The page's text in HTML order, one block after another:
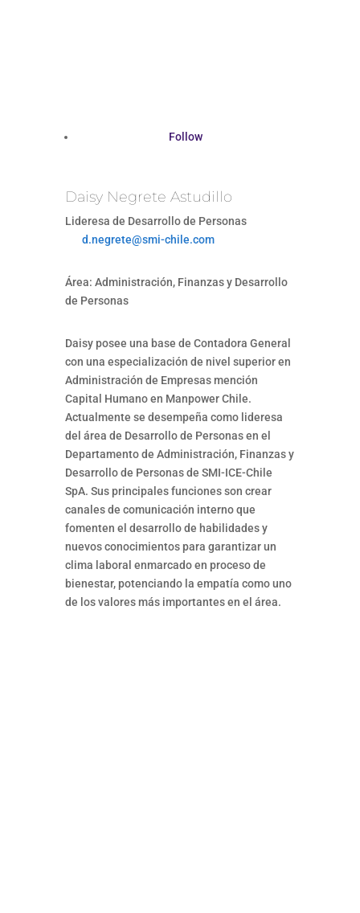
Follow
Daisy Negrete Astudillo
Lideresa de Desarrollo de Personas
d.negrete@smi-chile.com
Área: Administración, Finanzas y Desarrollo
de Personas
Daisy posee una base de Contadora General
con una especialización de nivel superior en
Administración de Empresas mención
Capital Humano en Manpower Chile.
Actualmente se desempeña como lideresa
del área de Desarrollo de Personas en el
Departamento de Administración, Finanzas y
Desarrollo de Personas de SMI-ICE-Chile
SpA. Sus principales funciones son crear
canales de comunicación interno que
fomenten el desarrollo de habilidades y
nuevos conocimientos para garantizar un
clima laboral enmarcado en proceso de
bienestar, potenciando la empatía como uno
de los valores más importantes en el área.